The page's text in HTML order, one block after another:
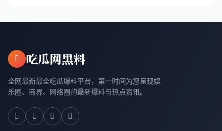
吃瓜网黑料
全网最新最全吃瓜爆料平台，第一时间为您呈现娱
乐圈、商界、网络圈的最新爆料与热点资讯。